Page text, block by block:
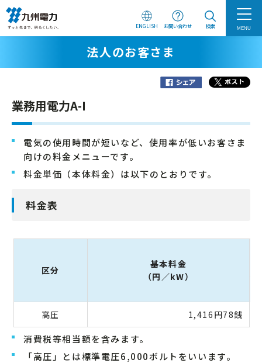
ENGLISH お問い合わせ 検索 MENU
法人のお客さま
業務用電力A-I
電気の使用時間が短いなど、使用率が低いお客さま
向けの料金メニューです。
料金単価（本体料金）は以下のとおりです。
料金表
区分
基本料金
（円／kW）
高圧 1,416円78銭
消費税等相当額を含みます。
「高圧」とは標準電圧6,000ボルトをいいます。